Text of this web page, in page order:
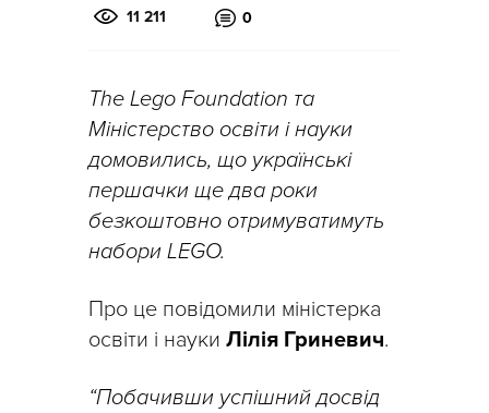
11 211 0
The Lego Foundation та
Міністерство освіти і науки
домовились, що українські
першачки ще два роки
безкоштовно отримуватимуть
набори LEGO.
Про це повідомили міністерка
освіти і науки Лілія Гриневич.
“Побачивши успішний досвід